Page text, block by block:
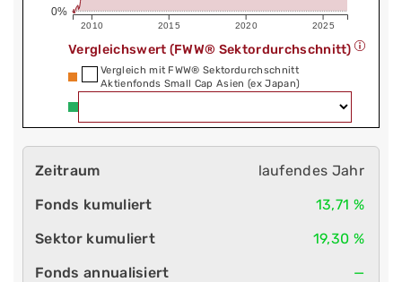
2010 2015 2020 2025
0%
Vergleichswert (FWW® Sektordurchschnitt)
Vergleich mit FWW® Sektordurchschnitt
Aktienfonds Small Cap Asien (ex Japan)
laufendes Jahr
13,71 %
19,30 %
—